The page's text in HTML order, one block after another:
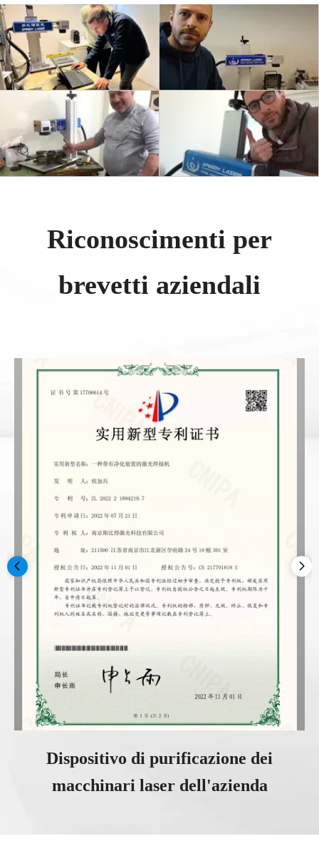
Riconoscimenti per
brevetti aziendali​​​​​​​
Dispositivo di purificazione dei
macchinari laser dell'azienda